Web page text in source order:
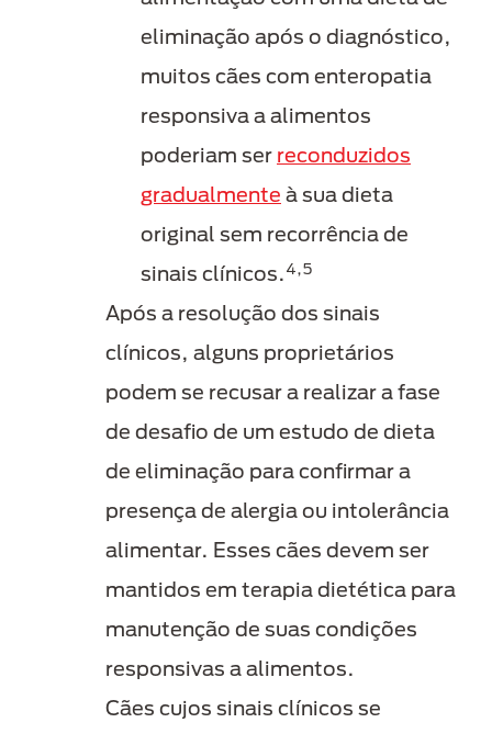
eliminação após o diagnóstico,
muitos cães com enteropatia
responsiva a alimentos
poderiam ser reconduzidos
gradualmente à sua dieta
original sem recorrência de
sinais clínicos.4,5
Após a resolução dos sinais
clínicos, alguns proprietários
podem se recusar a realizar a fase
de desafio de um estudo de dieta
de eliminação para confirmar a
presença de alergia ou intolerância
alimentar. Esses cães devem ser
mantidos em terapia dietética para
manutenção de suas condições
responsivas a alimentos.
Cães cujos sinais clínicos se